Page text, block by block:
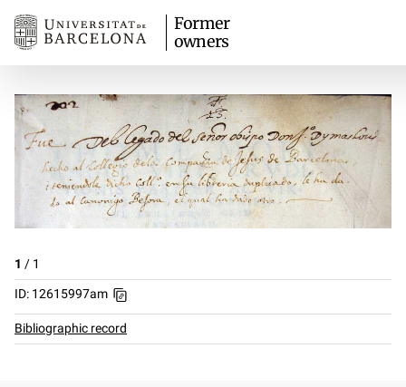
Former
owners
1 / 1
ID: 12615997am
Bibliographic record